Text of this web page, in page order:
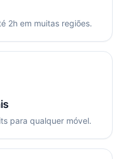
2h em muitas regiões.
para qualquer móvel.